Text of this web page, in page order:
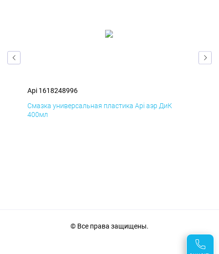
Api 1618248996
Смазка универсальная пластика Api аэр ДиК
400мл
© Все права защищены.